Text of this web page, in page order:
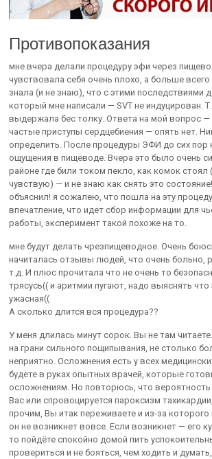
Противопоказания
мне вчера делали процедуру эфи через
чувствовала себя очень плохо, а больше
знала (и не знаю), что с этими последствиями
который мне написали — SVT не индуцирован.
выдержала бес толку. Ответа на мой вопрос —
частые приступы сердцебиения — опять нет.
определить. После процедуры ЭФИ до сих пор
ощущения в пищеводе. Вчера это было очень
районе где били током пекло, как комок стоял
чувствую) — и не знаю как снять это
объяснил! я сожалею, что пошла на эту
впечатление, что идет сбор информации для
работы, эксперимент такой похоже на то.
мне будут делать чрезпищеводное. Очень
начиталась отзывы людей, что очень больно,
т.д. И плюс прочитала что не очень то
трясусь(( и аритмии пугают, надо выяснять что
ужасная((
А сколько длится вся процедура??
У меня длилась минут сорок. Вы не там
на грани сильного пощипывания, не столько
неприятно. Осложнения есть у всех
будете в руках опытных врачей, которые
осложнениям. Но повторюсь, что
Вас или спровоцируется пароксизм
прочим, Вы итак переживаете и из-за которого
он не возникнет вовсе. Если возникнет — его
то пойдёте спокойно домой пить
провериться и не бояться, чем ходить и